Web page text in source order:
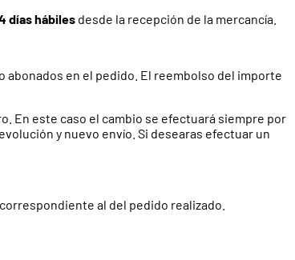
días hábiles desde la recepción de la mercancía.
en el pedido. El reembolso del importe
En este caso el cambio se efectuará siempre por
y nuevo envío. Si desearas efectuar un
al del pedido realizado.